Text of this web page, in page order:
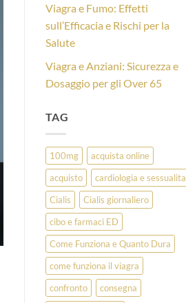
Viagra e Fumo: Effetti
sull’Efficacia e Rischi per la
Salute
Viagra e Anziani: Sicurezza e
Dosaggio per gli Over 65
TAG
100mg
acquista online
acquisto
cardiologia e sessualita
Cialis
Cialis giornaliero
cibo e farmaci ED
Come Funziona e Quanto Dura
come funziona il viagra
confronto
consegna